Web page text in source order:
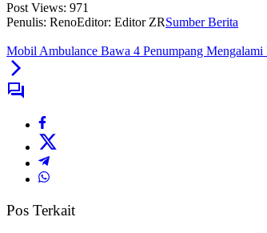
Post Views: 971
Penulis: RenoEditor: Editor ZRSumber Berita
Mobil Ambulance Bawa 4 Penumpang
Pos Terkait